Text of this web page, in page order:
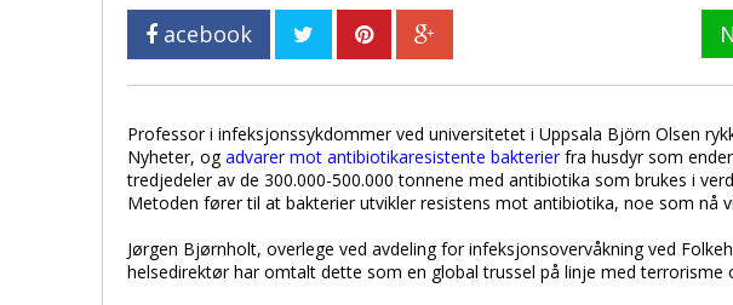
acebook
Professor i infeksjonssykdommer ved universitetet i Uppsala Björn Olsen
Nyheter, ogadvarer mot antibiotikaresistente bakterierfra husdyr som
tredjedeler av de 300.000-500.000 tonnene med antibiotika som brukes i
Metoden fører til at bakterier utvikler resistens mot antibiotika, noe som nå
Jørgen Bjørnholt, overlege ved avdeling for infeksjonsovervåkning ved
helsedirektør har omtalt dette som en global trussel på linje med terrorisme